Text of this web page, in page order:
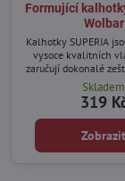
Formující
Wolbar
Kalhotky SUPERIA
vysoce kvalitních
zaručují dokonalé
a boků.
Skladem
319
Zobrazit